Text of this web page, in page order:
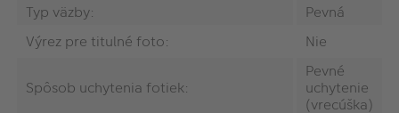
Typ väzby:
Pevná
Výrez pre titulné foto:
Nie
Spôsob uchytenia fotiek:
Pevné
uchytenie
(vrecúška)